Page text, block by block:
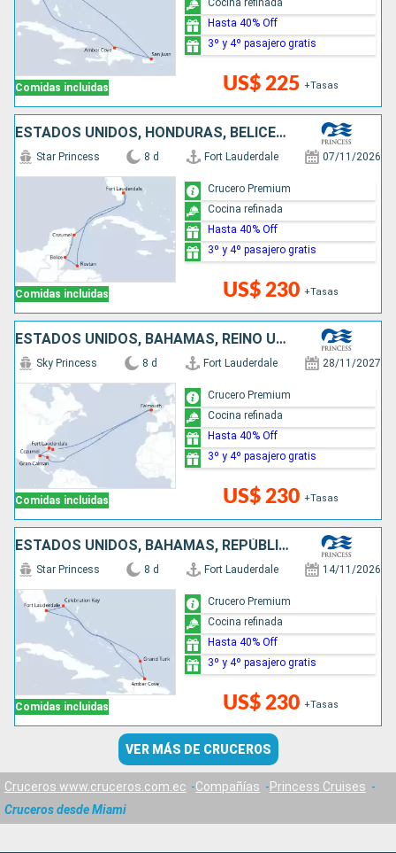
Comidas incluidas US$ 225 +Tasas
Hasta 40% Off
3º y 4º pasajero gratis
ESTADOS UNIDOS, HONDURAS, BELICE, MÉXICO
Comidas incluidas
Star Princess 8 d Fort Lauderdale 07/11/2026
US$ 230 +Tasas
Crucero Premium
Cocina refinada
Hasta 40% Off
3º y 4º pasajero gratis
ESTADOS UNIDOS, BAHAMAS, REINO UNIDO, ISLAS CAIMÁN, MÉXICO
Comidas incluidas
Sky Princess 8 d Fort Lauderdale 28/11/2027
US$ 230 +Tasas
Crucero Premium
Cocina refinada
Hasta 40% Off
3º y 4º pasajero gratis
ESTADOS UNIDOS, BAHAMAS, REPÚBLICA DOMINICANA
Comidas incluidas
Star Princess 8 d Fort Lauderdale 14/11/2026
US$ 230 +Tasas
Crucero Premium
Cocina refinada
Hasta 40% Off
3º y 4º pasajero gratis
VER MÁS DE CRUCEROS
Cruceros www.cruceros.com.ec Compañías
Princess Cruises
Cruceros desde Miami